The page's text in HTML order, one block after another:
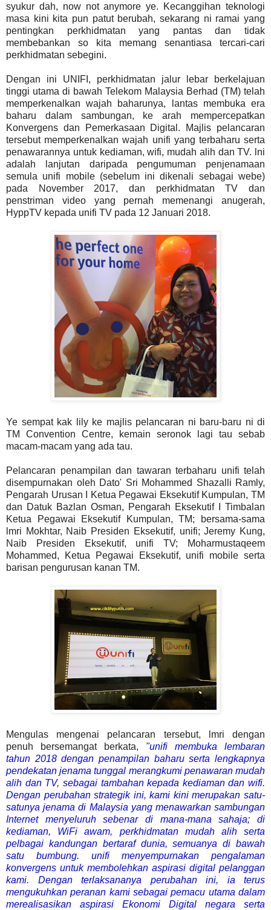
syukur dah, now not anymore ye. Kecanggihan teknologi
masa kini kita pun patut berubah, sekarang ni ramai yang
pentingkan perkhidmatan yang pantas dan tidak
membebankan so kita memang senantiasa tercari-cari
perkhidmatan sebegini.
Dengan ini UNIFI, perkhidmatan jalur lebar berkelajuan
tinggi utama di bawah Telekom Malaysia Berhad (TM) telah
memperkenalkan wajah baharunya, lantas membuka era
baharu dalam sambungan, ke arah mempercepatkan
Konvergens dan Pemerkasaan Digital. Majlis pelancaran
tersebut memperkenalkan wajah unifi yang terbaharu serta
penawarannya untuk kediaman, wifi, mudah alih dan TV. lni
adalah lanjutan daripada pengumuman penjenamaan
semula unifi mobile (sebelum ini dikenali sebagai webe)
pada November 2017, dan perkhidmatan TV dan
penstriman video yang pernah memenangi anugerah,
HyppTV kepada unifi TV pada 12 Januari 2018.
Ye sempat kak lily ke majlis pelancaran ni baru-baru ni di
TM Convention Centre, kemain seronok lagi tau sebab
macam-macam yang ada tau.
Pelancaran penampilan dan tawaran terbaharu unifi telah
disempurnakan oleh Dato' Sri Mohammed Shazalli Ramly,
Pengarah Urusan I Ketua Pegawai Eksekutif Kumpulan, TM
dan Datuk Bazlan Osman, Pengarah Eksekutif I Timbalan
Ketua Pegawai Eksekutif Kumpulan, TM; bersama-sama
lmri Mokhtar, Naib Presiden Eksekutif, unifi; Jeremy Kung,
Naib Presiden Eksekutif, unifi TV; Moharmustaqeem
Mohammed, Ketua Pegawai Eksekutif, unifi mobile serta
barisan pengurusan kanan TM.
Mengulas mengenai pelancaran tersebut, lmri dengan
penuh bersemangat berkata, "unifi membuka lembaran
tahun 2018 dengan penampilan baharu serta lengkapnya
pendekatan jenama tunggal merangkumi penawaran mudah
alih dan TV, sebagai tambahan kepada kediaman dan wifi.
Dengan perubahan strategik ini, kami kini merupakan satu-
satunya jenama di Malaysia yang menawarkan sambungan
Internet menyeluruh sebenar di mana-mana sahaja; di
kediaman, WiFi awam, perkhidmatan mudah alih serta
pelbagai kandungan bertaraf dunia, semuanya di bawah
satu bumbung. unifi menyempurnakan pengalaman
konvergens untuk membolehkan aspirasi digital pelanggan
kami. Dengan terlaksananya perubahan ini, ia terus
mengukuhkan peranan kami sebagai pemacu utama dalam
merealisasikan aspirasi Ekonomi Digital negara serta